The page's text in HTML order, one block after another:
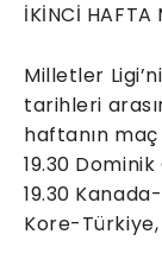
İKİNCİ HAFTA
Milletler
tarihleri
haftanın maç
19.30
19.30
Kore-Türkiye,